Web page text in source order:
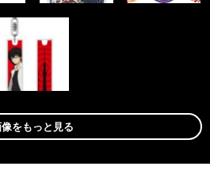
をもっと見る